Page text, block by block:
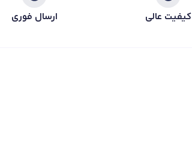
کیفیت عالی ارسال فوری